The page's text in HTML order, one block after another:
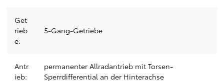
Get
rieb
e:
5-Gang-Getriebe
Antr
ieb:
permanenter Allradantrieb mit Torsen-
Sperrdifferential an der Hinterachse